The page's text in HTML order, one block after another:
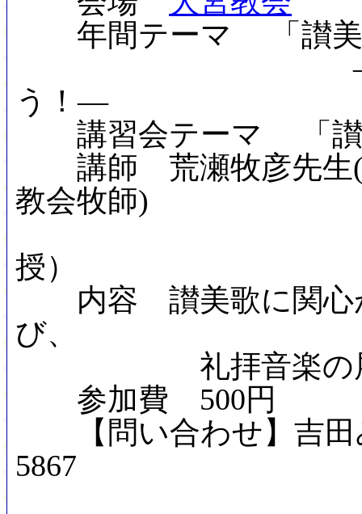
年間テーマ 「讃美
―もっと使
う！―
講習会テーマ 「讃
講師 荒瀬牧彦先生(
教会牧師)
授）
内容 讃美歌に関心
び、
礼拝音楽の展
参加費 500円
【問い合わせ】吉田
5867